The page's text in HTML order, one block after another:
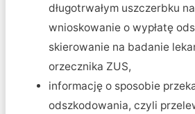
długotrwałym uszczerbku
wnioskowanie o wypłatę
skierowanie na badanie
orzecznika ZUS,
informację o sposobie
odszkodowania, czyli